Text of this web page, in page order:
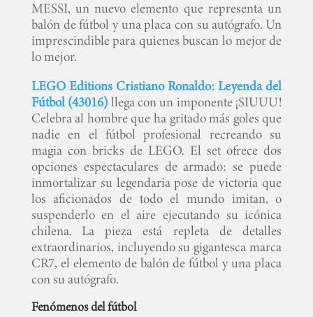
MESSI, un nuevo elemento que representa un
balón de fútbol y una placa con su autógrafo. Un
imprescindible para quienes buscan lo mejor de
lo mejor.
LEGO Editions Cristiano Ronaldo: Leyenda del
Fútbol (43016)llega con un imponente ¡SIUUU!
Celebra al hombre que ha gritado más goles que
nadie en el fútbol profesional recreando su
magia con bricks de LEGO. El set ofrece dos
opciones espectaculares de armado: se puede
inmortalizar su legendaria pose de victoria que
los aficionados de todo el mundo imitan, o
suspenderlo en el aire ejecutando su icónica
chilena. La pieza está repleta de detalles
extraordinarios, incluyendo su gigantesca marca
CR7, el elemento de balón de fútbol y una placa
con su autógrafo.
Fenómenos del fútbol